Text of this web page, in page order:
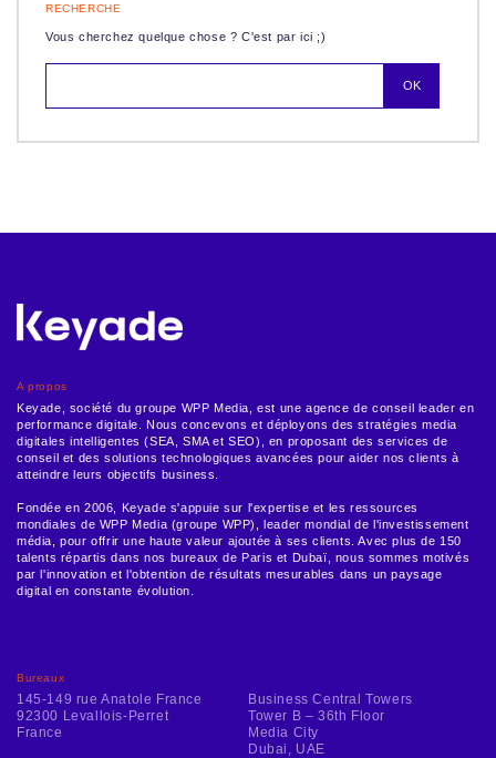
RECHERCHE
Vous cherchez quelque chose ? C'est par ici ;)
Bureaux
145-149 rue Anatole France
92300 Levallois-Perret
France
Business Central Towers
Tower B – 36th Floor
Media City
Dubai, UAE
A propos
Keyade, société du groupe WPP Media, est une agence de conseil leader en
performance digitale. Nous concevons et déployons des stratégies media
digitales intelligentes (SEA, SMA et SEO), en proposant des services de
conseil et des solutions technologiques avancées pour aider nos clients à
atteindre leurs objectifs business.
Fondée en 2006, Keyade s'appuie sur l'expertise et les ressources
mondiales de WPP Media (groupe WPP), leader mondial de l'investissement
média, pour offrir une haute valeur ajoutée à ses clients. Avec plus de 150
talents répartis dans nos bureaux de Paris et Dubaï, nous sommes motivés
par l'innovation et l'obtention de résultats mesurables dans un paysage
digital en constante évolution.